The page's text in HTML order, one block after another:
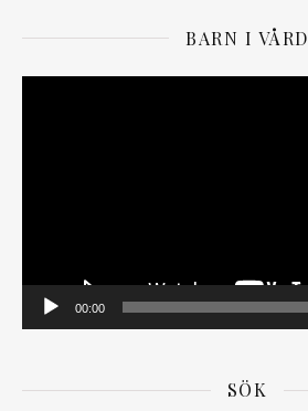
BARN I VÅRD
00:00
SÖK